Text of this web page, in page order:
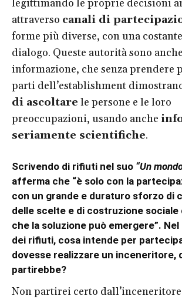
legittimando le proprie decisioni
attraverso canali di
forme più diverse, con una
dialogo. Queste autorità sono
informazione, che senza prendere
parti dell’establishment
di ascoltare le persone e le loro
preoccupazioni, usando anche
seriamente scientifiche.
Scrivendo di rifiuti nel suo “Un
afferma che “è solo con la
con un grande e duraturo sforzo di
delle scelte e di costruzione sociale
che la soluzione può emergere”.
dei rifiuti, cosa intende per
dovesse realizzare un inceneritore,
partirebbe?
Non partirei certo